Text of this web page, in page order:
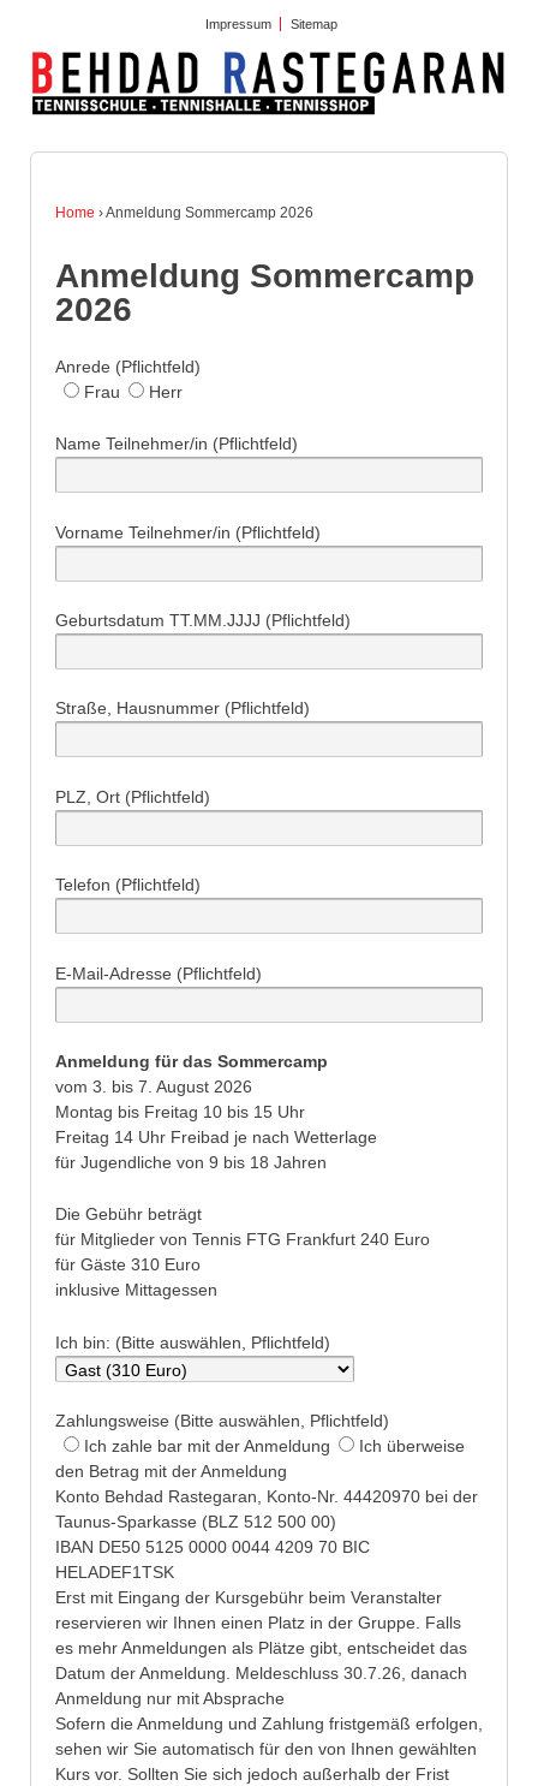
Impressum Sitemap
Home ›Anmeldung Sommercamp 2026
Anmeldung Sommercamp
2026
Anrede (Pflichtfeld)
Frau
Herr
Name Teilnehmer/in (Pflichtfeld)
Vorname Teilnehmer/in (Pflichtfeld)
Geburtsdatum TT.MM.JJJJ (Pflichtfeld)
Straße, Hausnummer (Pflichtfeld)
PLZ, Ort (Pflichtfeld)
Telefon (Pflichtfeld)
E-Mail-Adresse (Pflichtfeld)
Anmeldung für das Sommercamp
vom 3. bis 7. August 2026
Montag bis Freitag 10 bis 15 Uhr
Freitag 14 Uhr Freibad je nach Wetterlage
für Jugendliche von 9 bis 18 Jahren
Die Gebühr beträgt
für Mitglieder von Tennis FTG Frankfurt 240 Euro
für Gäste 310 Euro
inklusive Mittagessen
Ich bin: (Bitte auswählen, Pflichtfeld)
Zahlungsweise (Bitte auswählen, Pflichtfeld)
Ich zahle bar mit der Anmeldung
Ich überweise
den Betrag mit der Anmeldung
Konto Behdad Rastegaran, Konto-Nr. 44420970 bei der
Taunus-Sparkasse (BLZ 512 500 00)
IBAN DE50 5125 0000 0044 4209 70 BIC
HELADEF1TSK
Erst mit Eingang der Kursgebühr beim Veranstalter
reservieren wir Ihnen einen Platz in der Gruppe. Falls
es mehr Anmeldungen als Plätze gibt, entscheidet das
Datum der Anmeldung. Meldeschluss 30.7.26, danach
Anmeldung nur mit Absprache
Sofern die Anmeldung und Zahlung fristgemäß erfolgen,
sehen wir Sie automatisch für den von Ihnen gewählten
Kurs vor. Sollten Sie sich jedoch außerhalb der Frist